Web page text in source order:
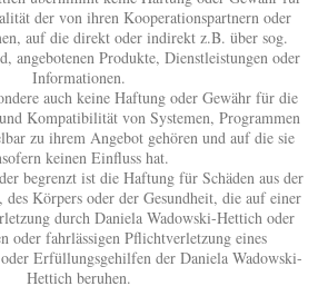
der von ihren Kooperationspartnern oder
auf die direkt oder indirekt z.B. über sog.
angebotenen Produkte, Dienstleistungen oder
Informationen.
auch keine Haftung oder Gewähr für die
Kompatibilität von Systemen, Programmen
zu ihrem Angebot gehören und auf die sie
keinen Einfluss hat.
begrenzt ist die Haftung für Schäden aus der
des Körpers oder der Gesundheit, die auf einer
durch Daniela Wadowski-Hettich oder
oder fahrlässigen Pflichtverletzung eines
Erfüllungsgehilfen der Daniela Wadowski-
Hettich beruhen.